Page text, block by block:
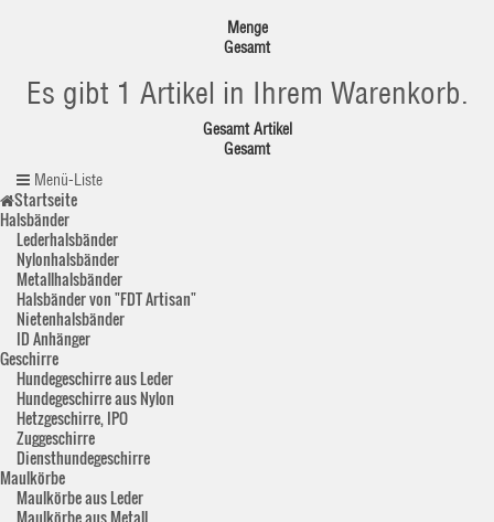
Menge
Gesamt
Es gibt 1 Artikel in Ihrem Warenkorb.
Gesamt Artikel
Gesamt
Menü-Liste
Startseite
Halsbänder
Lederhalsbänder
Nylonhalsbänder
Metallhalsbänder
Halsbänder von "FDT Artisan"
Nietenhalsbänder
ID Anhänger
Geschirre
Hundegeschirre aus Leder
Hundegeschirre aus Nylon
Hetzgeschirre, IPO
Zuggeschirre
Diensthundegeschirre
Maulkörbe
Maulkörbe aus Leder
Maulkörbe aus Metall